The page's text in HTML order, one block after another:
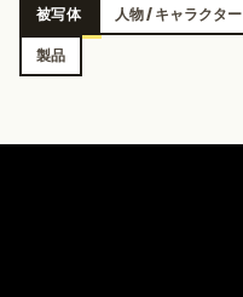
被写体 人物 / キャラクター
製品